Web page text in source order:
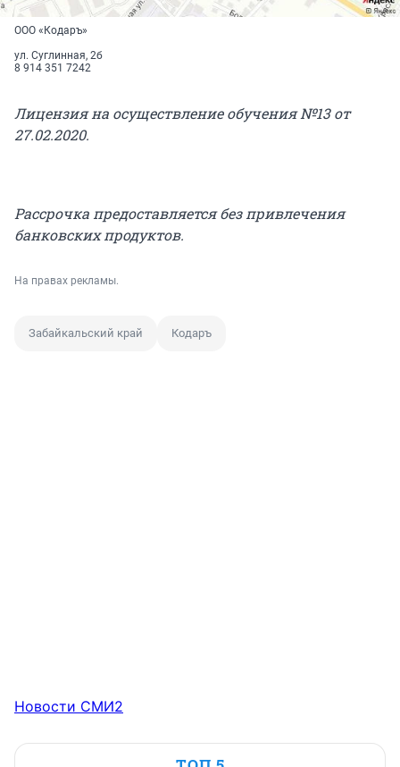
ООО «Кодаръ»
ул. Суглинная, 2б
8 914 351 7242
Лицензия на осуществление обучения №13 от
27.02.2020.
Рассрочка предоставляется без привлечения
банковских продуктов.
На правах рекламы.
Забайкальский край Кодаръ
Новости СМИ2